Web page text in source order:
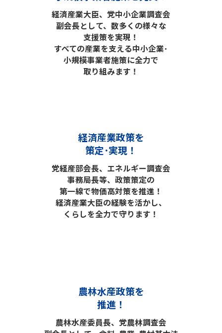
経済産業大臣、党中小企業調査会
副会長として、数多くの様々な
支援策を実現！
すべての産業を支える中小企業･
小規模事業者施策に全力で
取り組みます！
経済産業政策を
策定･実現！
党経産部会長、エネルギー調査会
事務局長等、政策策定の
第一線で物価高対策を推進！
経済産業大臣の経験を活かし、
くらしを全力で守ります！
農林水産政策を
推進！
農林水産委員長、党農林調査会